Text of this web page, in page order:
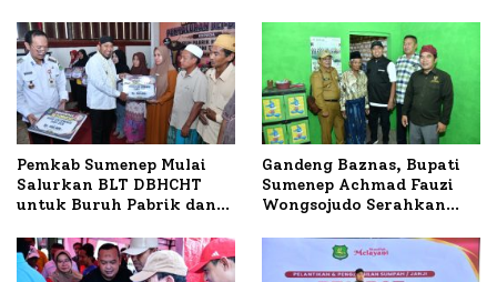
Terbakar
Sumenep Tinjau Langsung
Budidaya Lele dan Ayam
Petelur di Desa Bataal
Timur
Pemkab Sumenep Mulai
Salurkan BLT DBHCHT
untuk Buruh Pabrik dan
Gandeng Baznas, Bupati
Sumenep Achmad Fauzi
Wongsojudo Serahkan
Dua Kecamatan